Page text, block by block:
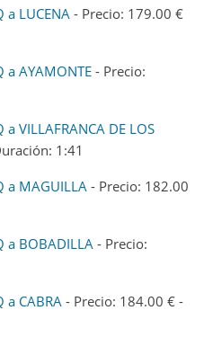
a LUCENA - Precio: 179.00 €
a AYAMONTE - Precio:
a VILLAFRANCA DE LOS
1:41
a MAGUILLA - Precio: 182.00
a BOBADILLA - Precio:
a CABRA - Precio: 184.00 € -